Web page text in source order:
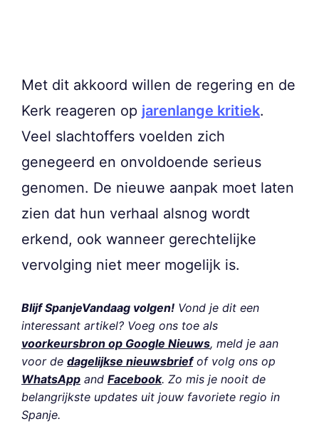
Met dit akkoord willen de regering en de
Kerk reageren op jarenlange kritiek.
Veel slachtoffers voelden zich
genegeerd en onvoldoende serieus
genomen. De nieuwe aanpak moet laten
zien dat hun verhaal alsnog wordt
erkend, ook wanneer gerechtelijke
vervolging niet meer mogelijk is.
Blijf SpanjeVandaag volgen! Vond je dit een
interessant artikel? Voeg ons toe als
voorkeursbron op Google Nieuws, meld je aan
voor de dagelijkse nieuwsbriefof volg ons op
WhatsApp and Facebook. Zo mis je nooit de
belangrijkste updates uit jouw favoriete regio in
Spanje.